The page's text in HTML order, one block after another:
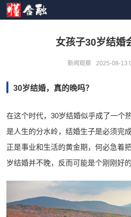
女孩子30岁结婚
新闻观察 2025-08-13
30岁结婚，真的晚吗？
在这个时代，30岁结婚似乎成了一个
是人生的分水岭，结婚生子是必须完
正是事业和生活的黄金期，何必急着
岁结婚并不晚，反而可能是个刚刚好的